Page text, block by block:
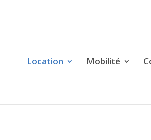
Location Mobilité